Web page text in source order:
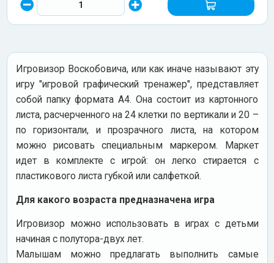
Игровизор Воскобовича, или как иначе называют эту
игру "игровой графический тренажер", представляет
собой папку формата А4. Она состоит из картонного
листа, расчерченного на 24 клетки по вертикали и 20 –
по горизонтали, и прозрачного листа, на котором
можно рисовать специальным маркером. Маркет
идет в комплекте с игрой: он легко стирается с
пластикового листа губкой или салфеткой.
Для какого возраста предназначена игра
Игровизор можно использовать в играх с детьми
начиная с полутора-двух лет.
Малышам можно предлагать выполнить самые